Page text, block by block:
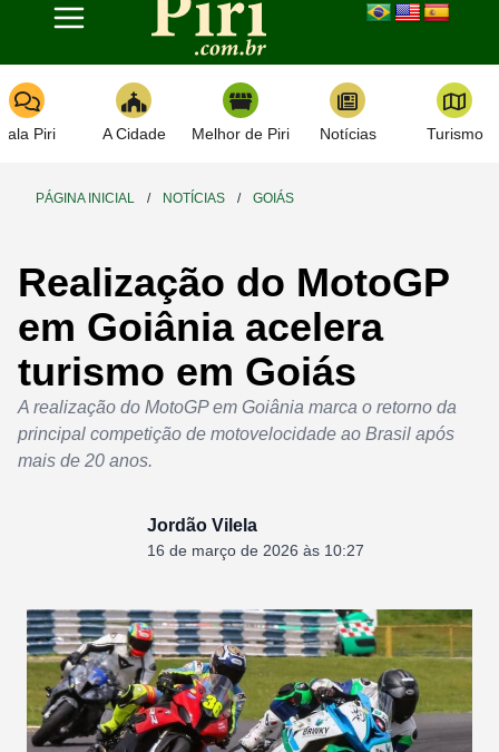
Toggle navigation
Piri A Cidade Melhor de Piri Notícias Turismo
PÁGINA INICIAL / NOTÍCIAS / GOIÁS
Realização do MotoGP
em Goiânia acelera
turismo em Goiás
A realização do MotoGP em Goiânia marca o retorno da
principal competição de motovelocidade ao Brasil após
mais de 20 anos.
Jordão Vilela
16 de março de 2026 às 10:27